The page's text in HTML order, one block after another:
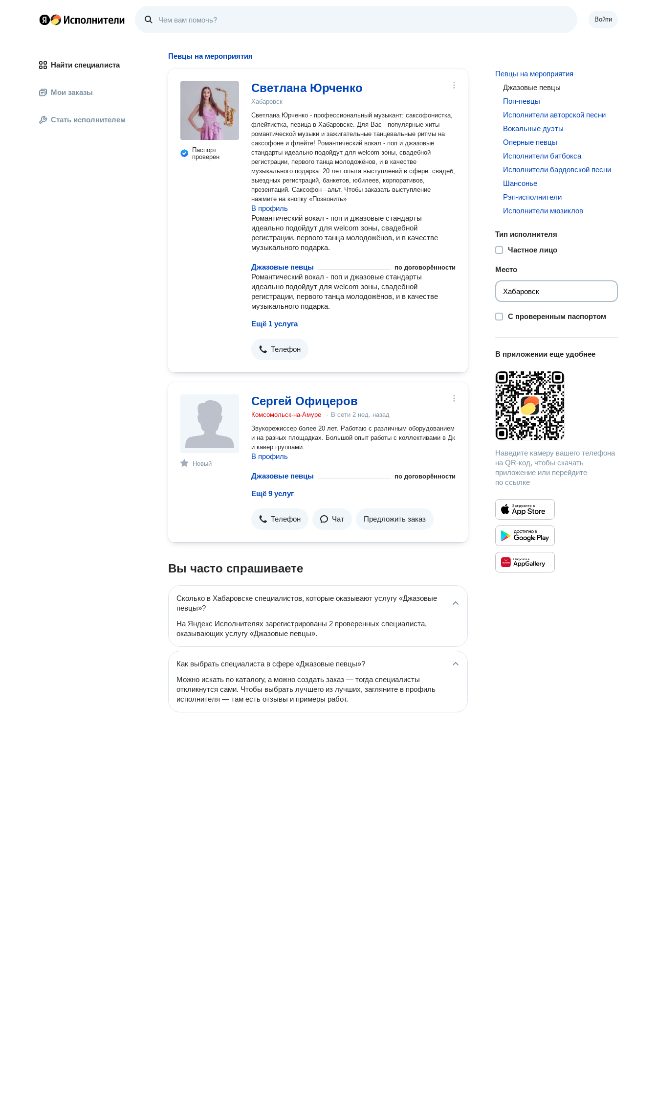
Войти
Найти специалиста
Мои заказы
Стать исполнителем
Певцы на мероприятия
Паспорт
проверен
Светлана Юрченко
Хабаровск
Светлана Юрченко - профессиональный музыкант: саксофонистка,
флейтистка, певица в Хабаровске. Для Вас - популярные хиты
романтической музыки и зажигательные танцевальные ритмы на
саксофоне и флейте! Романтический вокал - поп и джазовые
стандарты идеально подойдут для welcom зоны, свадебной
регистрации, первого танца молодожёнов, и в качестве
музыкального подарка. 20 лет опыта выступлений в сфере: свадеб,
выездных регистраций, банкетов, юбилеев, корпоративов,
презентаций. Саксофон - альт. Чтобы заказать выступление
нажмите на кнопку «Позвонить»
В профиль
Романтический вокал - поп и джазовые стандарты
идеально подойдут для welcom зоны, свадебной
регистрации, первого танца молодожёнов, и в качестве
музыкального подарка.
Джазовые певцы по договорённости
Романтический вокал - поп и джазовые стандарты
идеально подойдут для welcom зоны, свадебной
регистрации, первого танца молодожёнов, и в качестве
музыкального подарка.
Ещё 1 услуга
Телефон
Новый
Сергей Офицеров
Комсомольск-на-Амуре · В сети 2 нед. назад
Звукорежиссер более 20 лет. Работаю с различным оборудованием
и на разных площадках. Большой опыт работы с коллективами в Дк
и кавер группами.
В профиль
Джазовые певцы по договорённости
Ещё 9 услуг
Телефон Чат Предложить заказ
Вы часто спрашиваете
Сколько в Хабаровске специалистов, которые оказывают услугу «Джазовые
певцы»?
На Яндекс Исполнителях зарегистрированы 2 проверенных специалиста,
оказывающих услугу «Джазовые певцы».
Как выбрать специалиста в сфере «Джазовые певцы»?
Можно искать по каталогу, а можно создать заказ — тогда специалисты
откликнутся сами. Чтобы выбрать лучшего из лучших, загляните в профиль
исполнителя — там есть отзывы и примеры работ.
Певцы на мероприятия
Джазовые певцы
Поп-певцы
Исполнители авторской песни
Вокальные дуэты
Оперные певцы
Исполнители битбокса
Исполнители бардовской песни
Шансонье
Рэп-исполнители
Исполнители мюзиклов
Тип исполнителя
Частное лицо
Место
С проверенным паспортом
В приложении еще удобнее
Наведите камеру вашего телефона
на QR-код, чтобы скачать
приложение или перейдите
по ссылке